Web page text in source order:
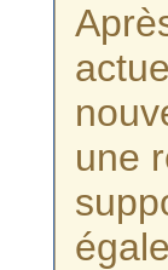
une